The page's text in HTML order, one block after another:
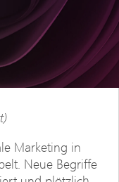
Marketing in
Neue Begriffe